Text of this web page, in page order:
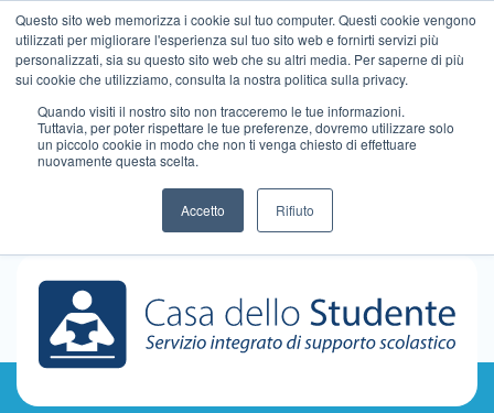
Questo sito web memorizza i cookie sul tuo computer. Questi cookie vengono
utilizzati per migliorare l'esperienza sul tuo sito web e fornirti servizi più
personalizzati, sia su questo sito web che su altri media. Per saperne di più
sui cookie che utilizziamo, consulta la nostra politica sulla privacy.
Quando visiti il ​​nostro sito non tracceremo le tue informazioni.
Tuttavia, per poter rispettare le tue preferenze, dovremo utilizzare solo
un piccolo cookie in modo che non ti venga chiesto di effettuare
nuovamente questa scelta.
Accetto Rifiuto